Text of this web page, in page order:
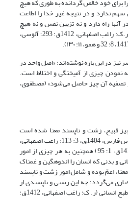
برای خود خالص گردانده به طوری که هیچ
سهم ندارد و در نتیجه غیر خدا را اطاعت
آنها راه دارد و نه تزیین نفس و نه هیچ
داعی دیگری غیر از خداوند (ر.ک: راغب اصفهانی، 1412ق: 293؛ آلوسی،
نیز در این باره نوشته‌اند: «اصل واحد در
نمودن چیزی از آمیختگی و اختلاط است.
تصفیه آن چیز حاصل می‌شود» (مصطفوی،
قبیح، زشت و ناپسند معنا شده است
(فراهیدی، 1409ق، 7: 327؛ ابن فارس، 1404ق، 3: 113؛ راغب اصفهانی،
1412ق: 441، ابن منظور، 1414ق، 1: 95) همچنین به هر چیزى از امور
و بدنى که انسان را اندوهگین و غمناک
اعمّ بوده و شامل امور زشت و ناپسند
می‌گردد؛ چه این زشتی و ناپسندی از
جهت عقل باشد یا شرع و یا طبع انسانی (ر. ک: راغب اصفهانی، 1412ق: